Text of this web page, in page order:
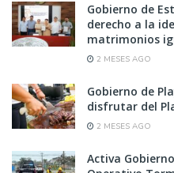
Gobierno de
derecho a la
matrimonios
2 MESES AGO
Gobierno de
disfrutar del
2 MESES AGO
Activa